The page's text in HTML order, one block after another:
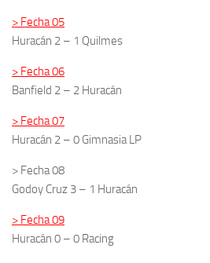
> Fecha 05
Huracán 2 – 1 Quilmes
> Fecha 06
Banfield 2 – 2 Huracán
> Fecha 07
Huracán 2 – 0 Gimnasia LP
> Fecha 08
Godoy Cruz 3 – 1 Huracán
> Fecha 09
Huracán 0 – 0 Racing